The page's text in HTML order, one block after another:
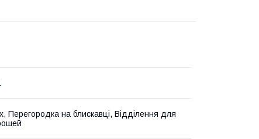
Перегородка на блискавці, Відділення для